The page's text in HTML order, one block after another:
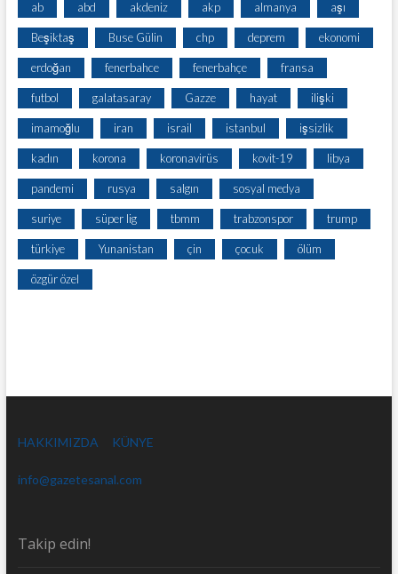
ab abd akdeniz akp almanya aşı
Beşiktaş Buse Gülin chp deprem ekonomi
erdoğan fenerbahce fenerbahçe fransa
futbol galatasaray Gazze hayat ilişki
imamoğlu iran israil istanbul işsizlik
kadın korona koronavirüs kovit-19 libya
pandemi rusya salgın sosyal medya
suriye süper lig tbmm trabzonspor trump
türkiye Yunanistan çin çocuk ölüm
özgür özel
HAKKIMIZDA KÜNYE
info@gazetesanal.com
Takip edin!